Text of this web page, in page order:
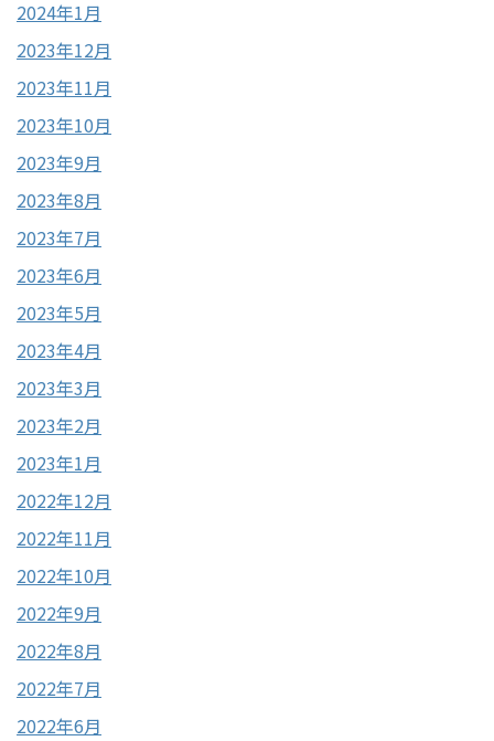
2024年1月
2023年12月
2023年11月
2023年10月
2023年9月
2023年8月
2023年7月
2023年6月
2023年5月
2023年4月
2023年3月
2023年2月
2023年1月
2022年12月
2022年11月
2022年10月
2022年9月
2022年8月
2022年7月
2022年6月